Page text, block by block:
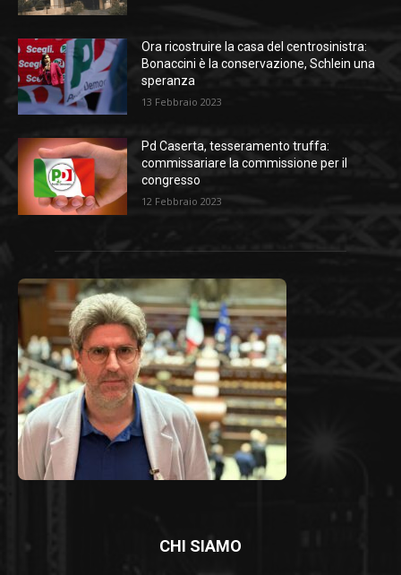
Ora ricostruire la casa del centrosinistra:
Bonaccini è la conservazione, Schlein una
speranza
13 Febbraio 2023
Pd Caserta, tesseramento truffa:
commissariare la commissione per il
congresso
12 Febbraio 2023
CHI SIAMO